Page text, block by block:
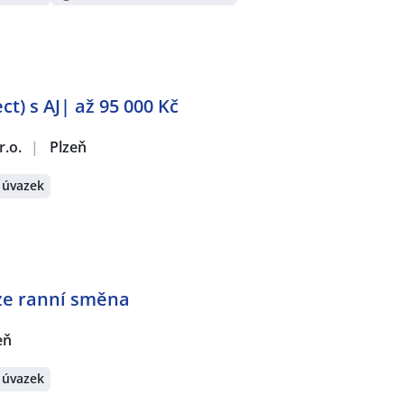
s AJ| až 95 000 Kč
| Plzeň
ranní směna